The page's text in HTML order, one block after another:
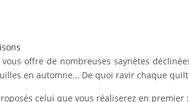
offre de nombreuses saynètes
en automne… De quoi ravir chaque
celui que vous réaliserez en premier :